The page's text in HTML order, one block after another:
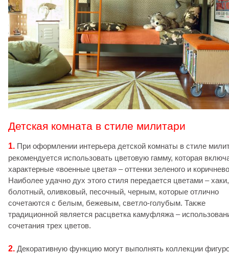
Детская комната в стиле милитари
1. При оформлении интерьера детской комнаты в стиле
рекомендуется использовать цветовую гамму, которая
характерные «военные цвета» – оттенки зеленого и
Наиболее удачно дух этого стиля передается цветами – хаки,
болотный, оливковый, песочный, черным, которые отлично
сочетаются с белым, бежевым, светло-голубым. Также
традиционной является расцветка камуфляжа –
сочетания трех цветов.
2. Декоративную функцию могут выполнять коллекции